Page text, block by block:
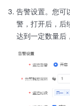
告警设置。您可
警，打开后，后
达到一定数量后